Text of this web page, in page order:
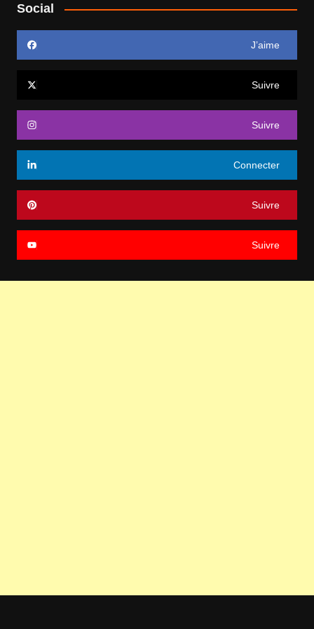
Social
J’aime
Suivre
Suivre
Connecter
Suivre
Suivre